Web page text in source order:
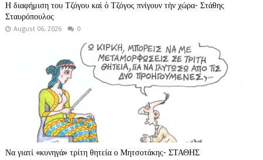
Η διαφήμιση του Τζόγου καὶ ὁ Τζόγος πνίγουν τὴν χώρα- Στάθης
Σταυρόπουλος
August 06, 2026 0
Να γιατί «κυνηγά» τρίτη θητεία ο Μητσοτάκης- ΣΤΑΘΗΣ